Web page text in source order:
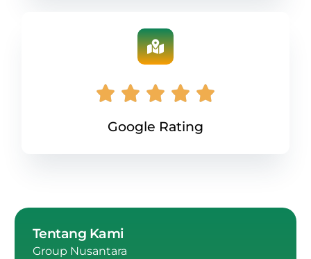
Google Rating
Tentang Kami
Group Nusantara